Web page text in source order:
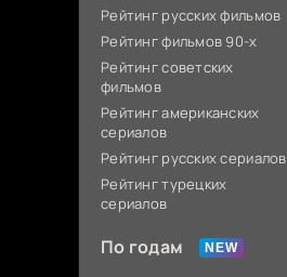
Рейтинг русских фильмов
Рейтинг фильмов 90-х
Рейтинг советских
фильмов
Рейтинг американских
сериалов
Рейтинг русских сериалов
Рейтинг турецких
сериалов
По годам